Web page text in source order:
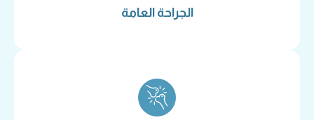
الجراحة العامة